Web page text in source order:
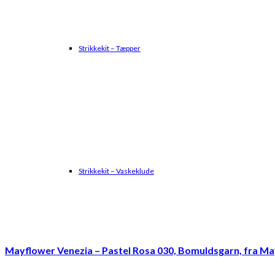
Strikkekit – Tæpper
Strikkekit – Vaskeklude
Mayflower Venezia – Pastel Rosa 030, Bomuldsgarn, fra